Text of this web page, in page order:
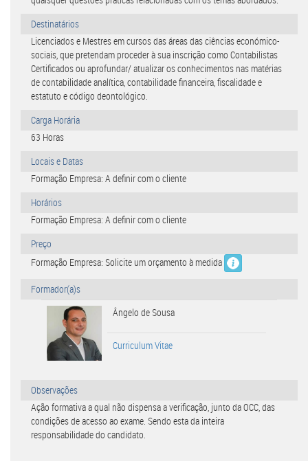
Destinatários
Licenciados e Mestres em cursos das áreas das ciências económico-
sociais, que pretendam proceder à sua inscrição como Contabilistas
Certificados ou aprofundar/ atualizar os conhecimentos nas matérias
de contabilidade analítica, contabilidade financeira, fiscalidade e
estatuto e código deontológico.
Carga Horária
63 Horas
Locais e Datas
Formação Empresa: A definir com o cliente
Horários
Formação Empresa: A definir com o cliente
Preço
Formação Empresa: Solicite um orçamento à medida
Formador(a)s
Ângelo de Sousa
Curriculum Vitae
Observações
Ação formativa a qual não dispensa a verificação, junto da OCC, das
condições de acesso ao exame. Sendo esta da inteira
responsabilidade do candidato.